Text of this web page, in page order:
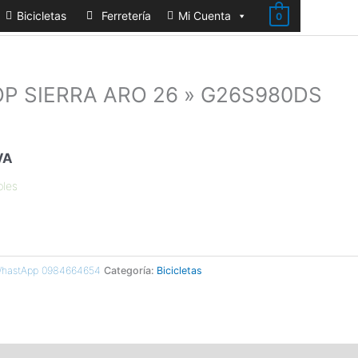
Bicicletas Ferretería Mi Cuenta 0
SIERRA ARO 26 » G26S980DS
0984664654 Categoría: Bicicletas